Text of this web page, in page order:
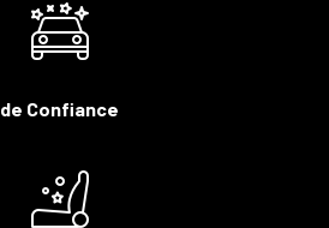
de Confiance